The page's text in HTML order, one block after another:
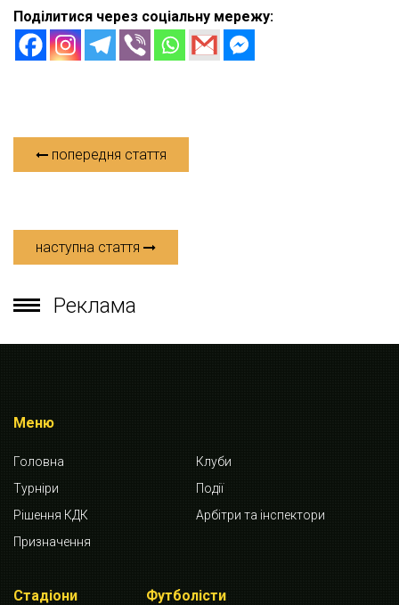
Поділитися через соціальну мережу:
попередня стаття
наступна стаття
Реклама
Меню
Головна
Клуби
Турніри
Події
Рішення КДК
Арбітри та інспектори
Призначення
Стадіони Футболісти